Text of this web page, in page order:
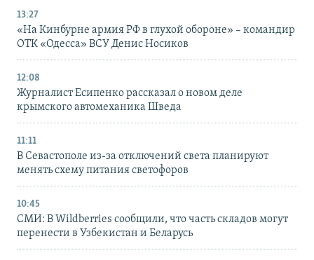
13:27
«На Кинбурне армия РФ в глухой обороне» – командир
ОТК «Одесса» ВСУ Денис Носиков
12:08
Журналист Есипенко рассказал о новом деле
крымского автомеханика Шведа
11:11
В Севастополе из-за отключений света планируют
менять схему питания светофоров
10:45
СМИ: В Wildberries сообщили, что часть складов могут
перенести в Узбекистан и Беларусь